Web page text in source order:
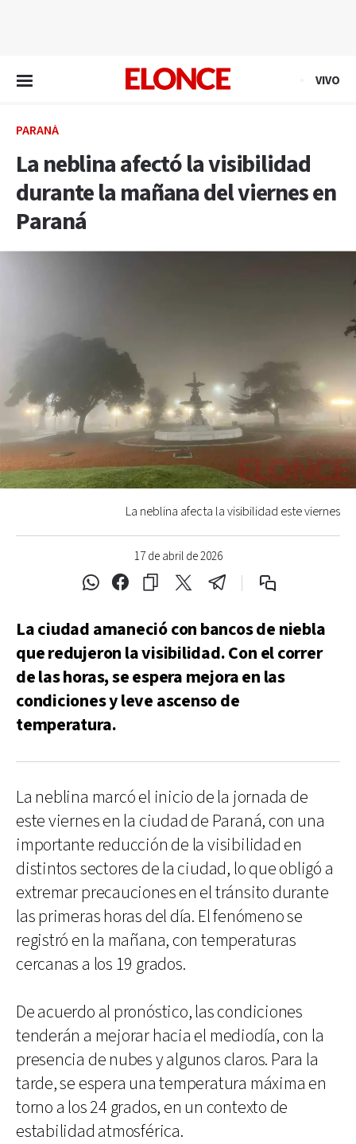
VIVO
PARANÁ
La neblina afectó la visibilidad
durante la mañana del viernes en
Paraná
17 de abril de 2026
La neblina afecta la visibilidad este viernes
La ciudad amaneció con bancos de niebla
que redujeron la visibilidad. Con el correr
de las horas, se espera mejora en las
condiciones y leve ascenso de
temperatura.
La neblina marcó el inicio de la jornada de
este viernes en la ciudad de Paraná, con una
importante reducción de la visibilidad en
distintos sectores de la ciudad, lo que obligó a
extremar precauciones en el tránsito durante
las primeras horas del día. El fenómeno se
registró en la mañana, con temperaturas
cercanas a los 19 grados.
De acuerdo al pronóstico, las condiciones
tenderán a mejorar hacia el mediodía, con la
presencia de nubes y algunos claros. Para la
tarde, se espera una temperatura máxima en
torno a los 24 grados, en un contexto de
estabilidad atmosférica.